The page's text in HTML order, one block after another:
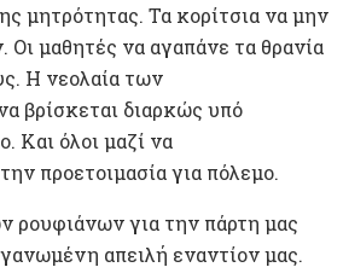
µητρότητας. Τα κορίτσια να µην
µαθητές να αγαπάνε τα θρανία
Η νεολαία των
βρίσκεται διαρκώς υπό
Και όλοι µαζί να
προετοιµασία για πόλεµο.
ρουφιάνων για την πάρτη µας
απειλή εναντίον µας.